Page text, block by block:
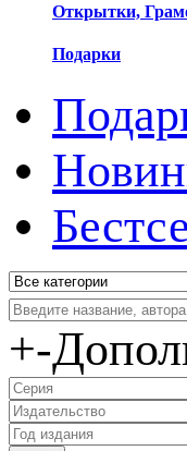
Открытки,
Подарки
+-